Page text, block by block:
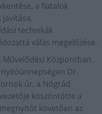
a fiatalok
technikák
válás megelőzése.
Központban
Dr.
úr, a Nógrád
köszöntötte a
követően az